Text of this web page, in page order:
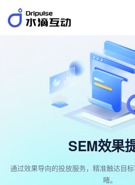
SEM效果
通过效果导向的投放服务，精准触达目
睹。